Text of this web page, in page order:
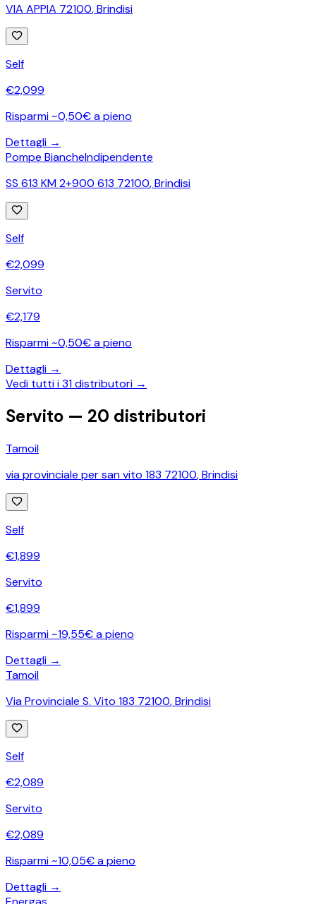
VIA APPIA 72100,Brindisi
Self
€2,099
Risparmi ~0,50€ a pieno
Dettagli →
Pompe BiancheIndipendente
SS 613 KM 2+900 613 72100,Brindisi
Self
€2,099
Servito
€2,179
Risparmi ~0,50€ a pieno
Dettagli →
Vedi tutti i31distributori →
Servito — 20 distributori
Tamoil
via provinciale per san vito 183 72100,Brindisi
Self
€1,899
Servito
€1,899
Risparmi ~19,55€ a pieno
Dettagli →
Tamoil
Via Provinciale S. Vito 183 72100,Brindisi
Self
€2,089
Servito
€2,089
Risparmi ~10,05€ a pieno
Dettagli →